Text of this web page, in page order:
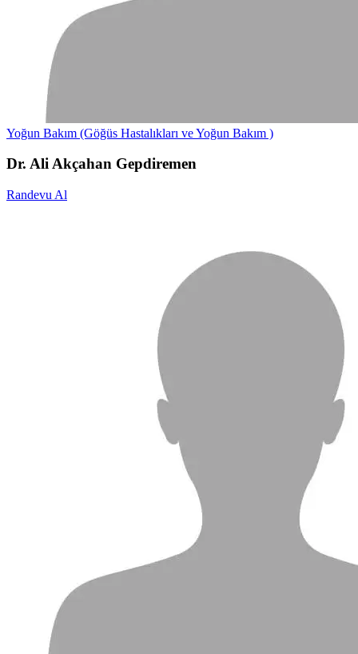
Yoğun Bakım (Göğüs Hastalıkları ve Yoğun Bakım )
Dr. Ali Akçahan Gepdiremen
Randevu Al